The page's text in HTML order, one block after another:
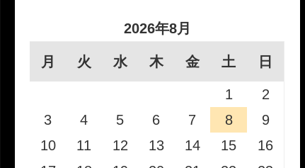
2026年8月
月 火 水 木 金 土 日
1
2
3
4 5 6 7 8
9
10
11 12 13 14 15
16